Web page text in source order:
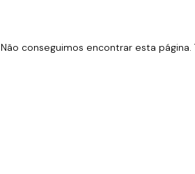
Não conseguimos encontrar esta